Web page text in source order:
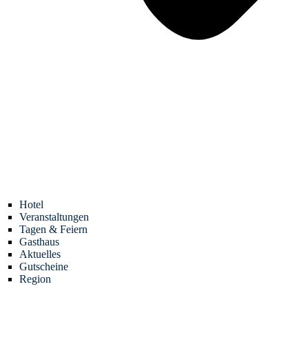
Hotel
Veranstaltungen
Tagen & Feiern
Gasthaus
Aktuelles
Gutscheine
Region